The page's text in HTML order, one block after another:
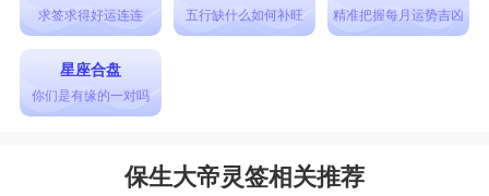
求签求得好运连连 五行缺什么如何补旺 精准把握每月运势吉凶
星座合盘
你们是有缘的一对吗
保生大帝灵签相关推荐